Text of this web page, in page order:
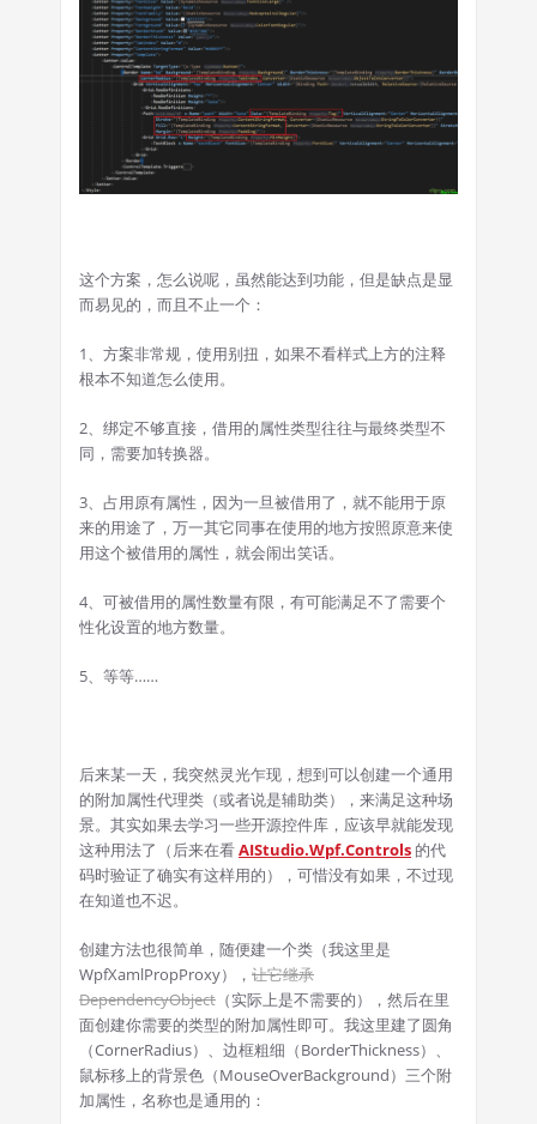
这个方案，怎么说呢，虽然能达到功能，但是缺点是显
而易见的，而且不止一个：
1、方案非常规，使用别扭，如果不看样式上方的注释
根本不知道怎么使用。
2、绑定不够直接，借用的属性类型往往与最终类型不
同，需要加转换器。
3、占用原有属性，因为一旦被借用了，就不能用于原
来的用途了，万一其它同事在使用的地方按照原意来使
用这个被借用的属性，就会闹出笑话。
4、可被借用的属性数量有限，有可能满足不了需要个
性化设置的地方数量。
5、等等……
后来某一天，我突然灵光乍现，想到可以创建一个通用
的附加属性代理类（或者说是辅助类），来满足这种场
景。其实如果去学习一些开源控件库，应该早就能发现
这种用法了（后来在看AIStudio.Wpf.Controls 的代
码时验证了确实有这样用的），可惜没有如果，不过现
在知道也不迟。
创建方法也很简单，随便建一个类（我这里是
WpfXamlPropProxy）， 让它继承
DependencyObject （实际上是不需要的），然后在里
面创建你需要的类型的附加属性即可。我这里建了圆角
（CornerRadius）、边框粗细（BorderThickness）、
鼠标移上的背景色（MouseOverBackground）三个附
加属性，名称也是通用的：